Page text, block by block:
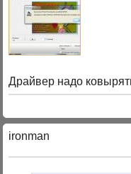
Драйвер надо
ironman